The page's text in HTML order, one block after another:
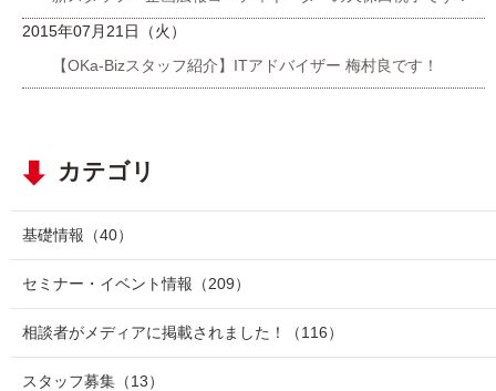
2015年07月21日（火）
【OKa-Bizスタッフ紹介】ITアドバイザー 梅村良です！
カテゴリ
基礎情報 （40）
セミナー・イベント情報 （209）
相談者がメディアに掲載されました！ （116）
スタッフ募集 （13）